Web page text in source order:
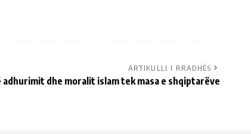
ARTIKULLI I RRADHËS
adhurimit dhe moralit islam tek masa e shqiptarëve